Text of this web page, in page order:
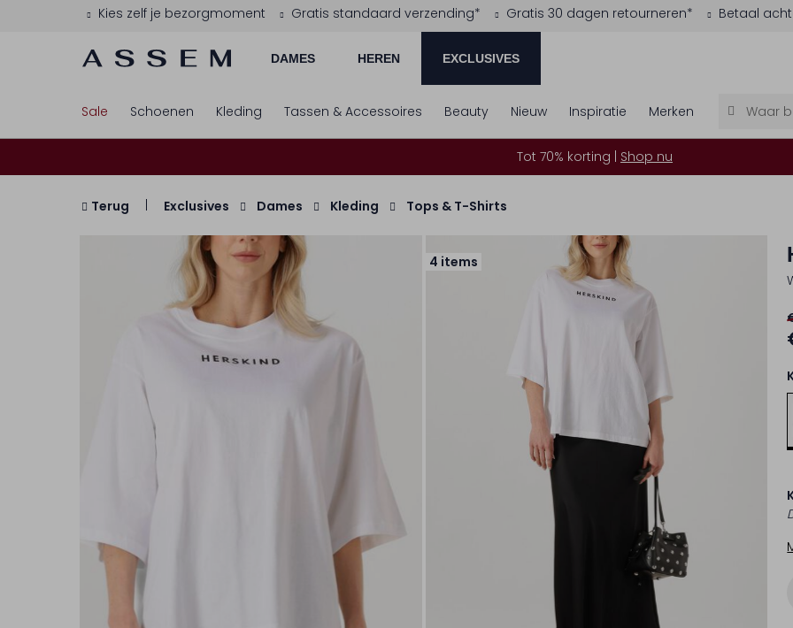
Kies zelf je bezorgmoment Gratis standaard verzending* Gratis 30 dagen retourneren* Betaal
DAMES HEREN EXCLUSIVES
Sale Schoenen Kleding Tassen & Accessoires Beauty Nieuw Inspiratie Merken
Tot 70% korting | Shop nu
Terug Exclusives Dames Kleding Tops & T-Shirts
4 items